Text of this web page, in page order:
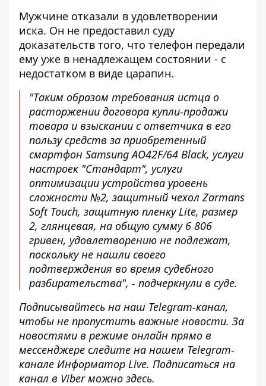
Мужчине отказали в удовлетворении
иска. Он не предоставил суду
доказательств того, что телефон передали
ему уже в ненадлежащем состоянии - с
недостатком в виде царапин.
"Таким образом требования истца о
расторжении договора купли-продажи
товара и взыскании с ответчика в его
пользу средств за приобретенный
смартфон Samsung АО42F/64 Black, услуги
настроек "Стандарт", услуги
оптимизации устройства уровень
сложности №2, защитный чехол Zarmans
Soft Touch, защитную пленку Lite, размер
2, глянцевая, на общую сумму 6 806
гривен, удовлетворению не подлежат,
поскольку не нашли своего
подтверждения во время судебного
разбирательства", - подчеркнули в суде.
Подписывайтесь на наш Telegram-канал,
чтобы не пропустить важные новости. За
новостями в режиме онлайн прямо в
мессенджере следите на нашем Telegram-
канале Информатор Live. Подписаться на
канал в Viber можно здесь.